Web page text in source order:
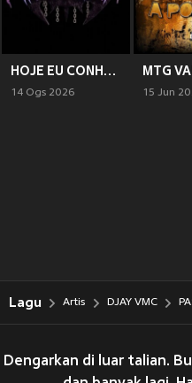
HOJE EU CONHECI (Explicit)
14 Ogs 2026 15 Jun
Lagu Artis DJAY VMC
Dengarkan di luar talian.